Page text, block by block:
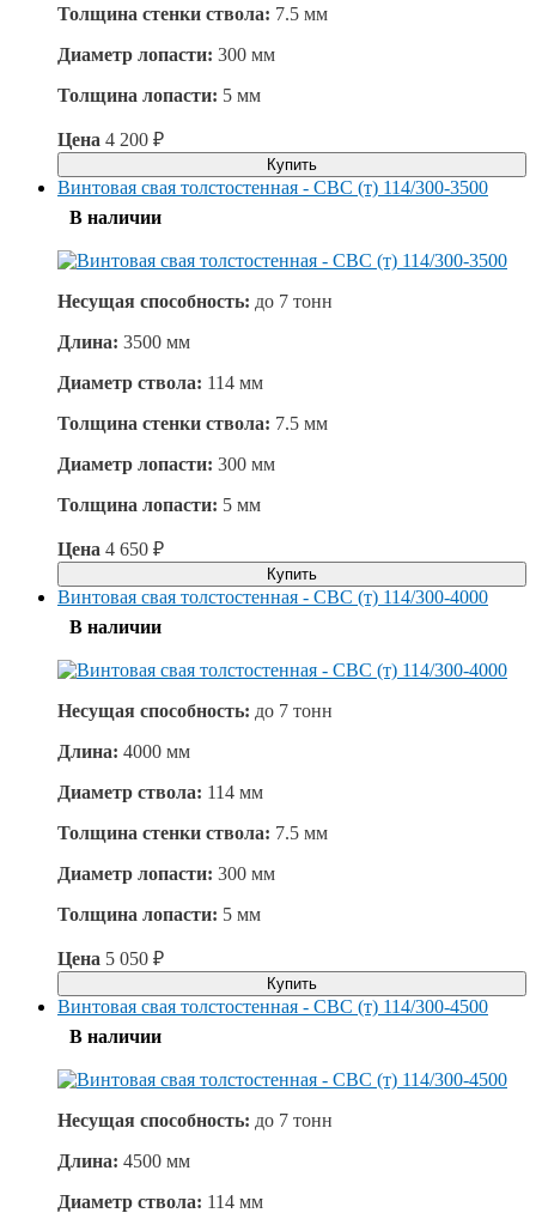
Толщина стенки ствола: 7.5 мм
Диаметр лопасти: 300 мм
Толщина лопасти: 5 мм
Цена 4 200 ₽
Купить
Винтовая свая толстостенная - СВС (т) 114/300-3500
В наличии
Несущая способность: до 7 тонн
Длина: 3500 мм
Диаметр ствола: 114 мм
Толщина стенки ствола: 7.5 мм
Диаметр лопасти: 300 мм
Толщина лопасти: 5 мм
Цена 4 650 ₽
Купить
Винтовая свая толстостенная - СВС (т) 114/300-4000
В наличии
Несущая способность: до 7 тонн
Длина: 4000 мм
Диаметр ствола: 114 мм
Толщина стенки ствола: 7.5 мм
Диаметр лопасти: 300 мм
Толщина лопасти: 5 мм
Цена 5 050 ₽
Купить
Винтовая свая толстостенная - СВС (т) 114/300-4500
В наличии
Несущая способность: до 7 тонн
Длина: 4500 мм
Диаметр ствола: 114 мм